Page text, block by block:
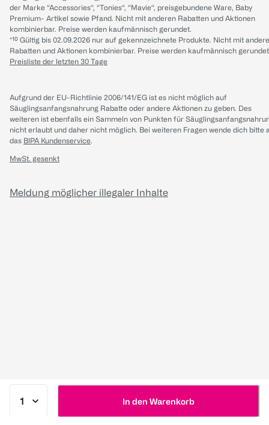
In den Warenkorb
der Marke “Accessories“, “Tonies“, “Mavie“, preisgebundene Ware, Baby
Premium- Artikel sowie Pfand. Nicht mit anderen Rabatten und Aktionen
kombinierbar. Preise werden kaufmännisch gerundet.
*¹⁰ Gültig bis 02.09.2026 nur auf gekennzeichnete Produkte. Nicht mit
Rabatten und Aktionen kombinierbar. Preise werden kaufmännisch
Preisliste der letzten 30 Tage
Aufgrund der EU-Richtlinie 2006/141/EG ist es nicht möglich auf
Säuglingsanfangsnahrung Rabatte oder andere Aktionen zu geben. Des
weiteren ist ebenfalls ein Sammeln von Punkten für
nicht erlaubt und daher nicht möglich. Bei weiteren Fragen wende dich bitte
das BIPA Kundenservice.
MwSt. gesenkt
Meldung möglicher illegaler Inhalte